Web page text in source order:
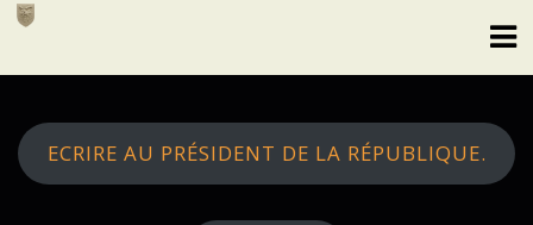
Skip
ECRIRE AU PRÉSIDENT DE LA RÉPUBLIQUE.